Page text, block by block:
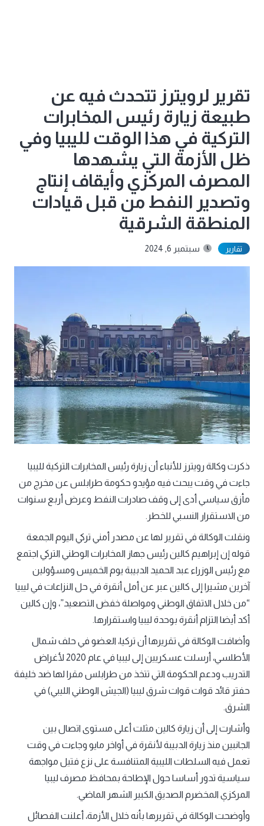
تقرير لرويترز تتحدث فيه عن
طبيعة زيارة رئيس المخابرات
التركية في هذا الوقت لليبيا وفي
ظل الأزمة التي يشهدها
المصرف المركزي وأيقاف إنتاج
وتصدير النفط من قبل قيادات
المنطقة الشرقية
تقارير سبتمبر 6, 2024
ذكرت وكالة رويترز للأنباء أن زيارة رئيس المخابرات التركية لليبيا
جاءت في وقت يبحث فيه مؤيدو حكومة طرابلس عن مخرج من
مأزق سياسي أدى إلى وقف صادرات النفط وعرض أربع سنوات
من الاستقرار النسبي للخطر.
ونقلت الوكالة في تقرير لها عن مصدر أمني تركي اليوم الجمعة
قوله إن إبراهيم كالين رئيس جهاز المخابرات الوطني التركي اجتمع
مع رئيس الوزراء عبد الحميد الدبيبة يوم الخميس ومسؤولين
آخرين مشيرا إلى كالين عبر عن أمل أنقرة في حل النزاعات في ليبيا
“من خلال الاتفاق الوطني ومواصلة خفض التصعيد”، وإن كالين
أكد أيضا التزام أنقرة بوحدة ليبيا واستقرارها.
وأضافت الوكالة في تقريرها أن تركيا، العضو في حلف شمال
الأطلسي، أرسلت عسكريين إلى ليبيا في عام 2020 لأغراض
التدريب ودعم الحكومة التي تتخذ من طرابلس مقرا لها ضد خليفة
حفتر قائد قوات قوات شرق ليبيا (الجيش الوطني الليبي) في
الشرق.
وأشارت إلى أن زيارة كالين مثلت أعلى مستوى اتصال بين
الجانبين منذ زيارة الدبيبة لأنقرة في أواخر مايو وجاءت في وقت
تعمل فيه السلطات الليبية المتنافسة على نزع فتيل مواجهة
سياسية تدور أساسا حول الإطاحة بمحافظ مصرف ليبيا
المركزي المخضرم الصديق الكبير الشهر الماضي.
وأوضحت الوكالة في تقريرها بأنه خلال الأزمة، أعلنت الفصائل